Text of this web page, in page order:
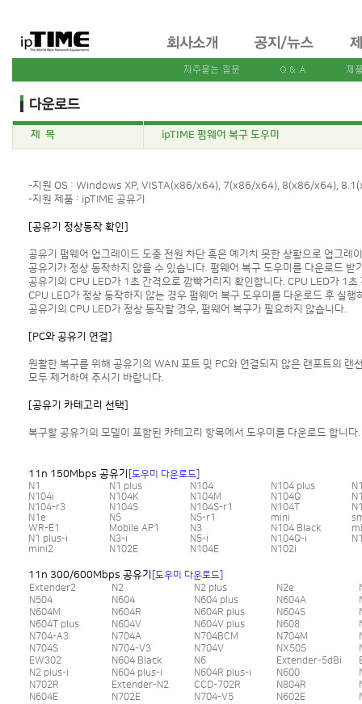
제 목 ipTIME 펌웨어 복구 도우미
-지원 OS : Windows XP, VISTA(x86/x64), 7(x86/x64), 8(x86/x64),
-지원 제품 : ipTIME 공유기
[공유기 정상동작 확인]
공유기 펌웨어 업그레이드 도중 전원 차단 혹은 예기치 못한 상황으로 업그레
공유기가 정상 동작하지 않을 수 있습니다. 펌웨어 복구 도우미를 다운로드 받
공유기의 CPU LED가 1초 간격으로 깜빡거리지 확인합니다. CPU LED가 1
CPU LED가 정상 동작하지 않는 경우 펌웨어 복구 도우미를 다운로드 후 실행
공유기의 CPU LED가 정상 동작할 경우, 펌웨어 복구가 필요하지 않습니다.
[PC와 공유기 연결]
원활한 복구를 위해 공유기의 WAN 포트 및 PC와 연결되지 않은 랜포트의 랜
모두 제거하여 주시기 바랍니다.
[공유기 카테고리 선택]
복구할 공유기의 모델이 포함된 카테고리 항목에서 도우미를 다운로드 합니다.
11n 150Mbps 공유기
[도우미 다운로드]
N1
N1 plus N104 N104 plus
N104i
N104K N104M N104Q
N104-r3
N104S N104S-r1 N104T
N1e
N5 N5-r1 mini
WR-E1
Mobile AP1 N3 N104 Black
N1 plus-i
N3-i N5-i N104Q-i
mini2
N102E N104E N102i
11n 300/600Mbps 공유기
[도우미 다운로드]
Extender2
N2 N2 plus N2e
N504
N604 N604 plus N604A
N604M
N604R N604R plus N604S
N604T plus
N604V N604V plus N608
N704-A3
N704A N704BCM N704M
N704S
N704-V3 N704V NX505
EW302
N604 Black N6 Extender-5dBi
N2 plus-i
N604 plus-i N604R plus-i N600
N702R
Extender-N2 CCD-702R N804R
N604E
N702E N704-V5 N602E